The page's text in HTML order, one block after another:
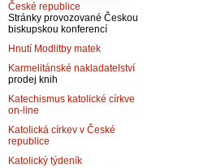
České republice
Stránky provozované Českou
biskupskou konferencí
Hnutí Modlitby matek
Karmelitánské nakladatelství
prodej knih
Katechismus katolické církve
on-line
Katolická církev v České
republice
Katolický týdeník